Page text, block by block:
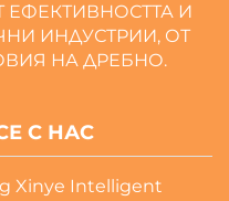
И
ИНДУСТРИИ, ОТ
НА ДРЕБНО.
С НАС
Xinye Intelligent